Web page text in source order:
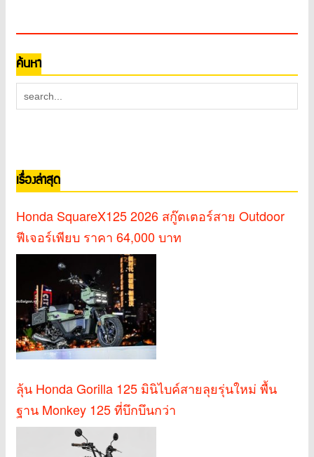
ค้นหา
เรื่องล่าสุด
Honda SquareX125 2026 สกู๊ตเตอร์สาย Outdoor
ฟีเจอร์เพียบ ราคา 64,000 บาท
ลุ้น Honda Gorilla 125 มินิไบค์สายลุยรุ่นใหม่ พื้น
ฐาน Monkey 125 ที่บึกบึนกว่า